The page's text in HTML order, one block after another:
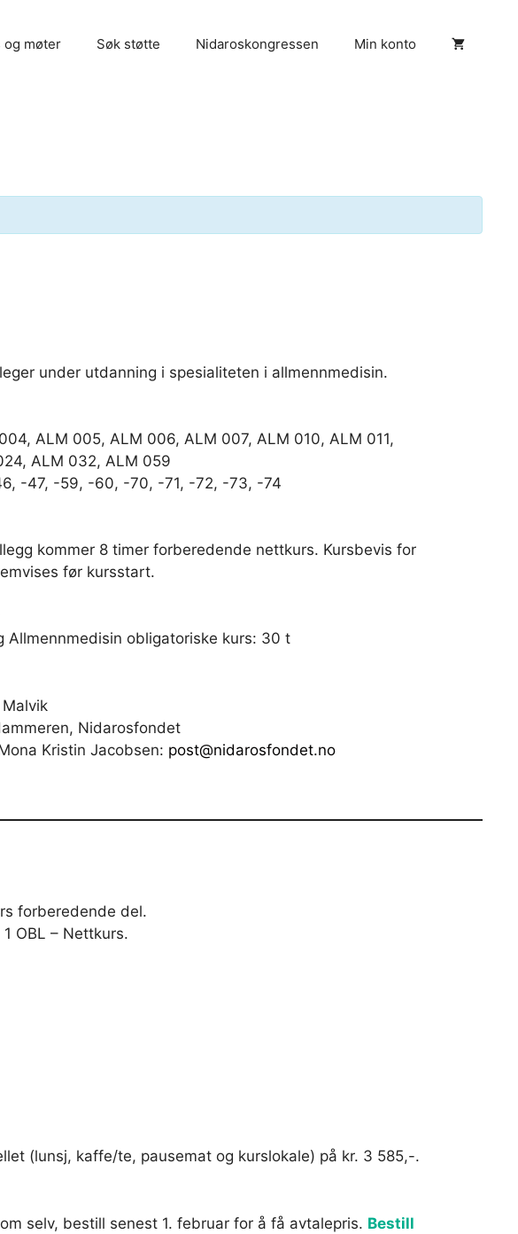
og møter Søk støtte Nidaroskongressen Min konto
under utdanning i spesialiteten i allmennmedisin.
ALM 005, ALM 006, ALM 007, ALM 010, ALM 011,
ALM 032, ALM 059
-47, -59, -60, -70, -71, -72, -73, -74
kommer 8 timer forberedende nettkurs. Kursbevis for
før kursstart.
Allmennmedisin obligatoriske kurs: 30 t
Nidarosfondet
Kristin Jacobsen: post@nidarosfondet.no
forberedende del.
OBL – Nettkurs.
(lunsj, kaffe/te, pausemat og kurslokale) på kr. 3 585,-.
selv, bestill senest 1. februar for å få avtalepris. Bestill